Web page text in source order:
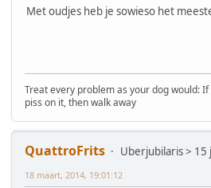
Met oudjes heb je sowieso het
Treat every problem as your dog would:
piss on it, then walk away
QuattroFrits
Uberjubilaris > 15
18 maart, 2014, 19:01:12